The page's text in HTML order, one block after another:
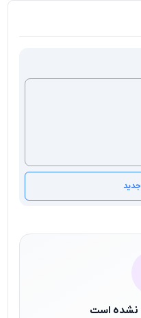
نشده است